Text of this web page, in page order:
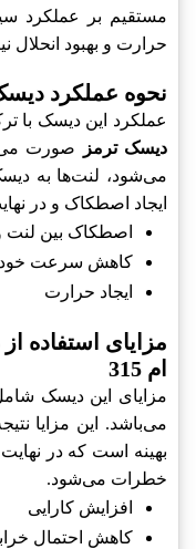
مستقیم بر عملکرد
حرارت و بهبود
نحوه عملکرد ديسک
عملکرد این ديسک با
ديسک ترمز
صورت
می‌شود، لنت‌ها به
ایجاد اصطکاک و در
اصطکاک بین
کاهش سرعت
ایجاد حرارت
مزایای استفاده
ام 315
مزایای این ديسک
می‌باشد. این مزایا
بهینه است که در
خطرات می‌شود.
افزایش کارایی
کاهش احتمال